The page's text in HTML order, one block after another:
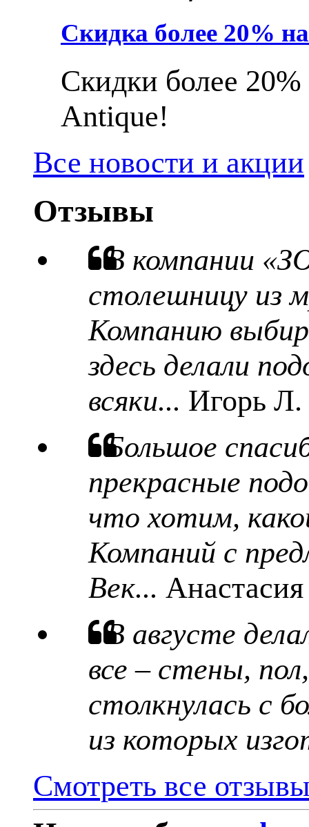
Скидка более 20%
Скидки более
Antique!
Все новости и акции
Отзывы
В компании
столешницу из
Компанию
здесь делали
всяки... Игорь Л.
Большое
прекрасные
что хотим,
Компаний с
Век...
В августе
все – стены,
столкнулась с
из которых
Смотреть все